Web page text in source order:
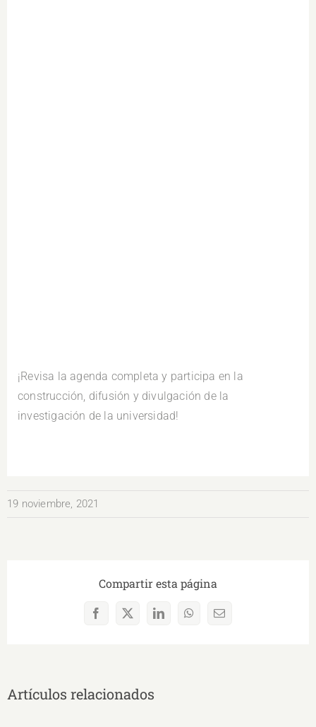
¡Revisa la agenda completa y participa en la
construcción, difusión y divulgación de la
investigación de la universidad!
19 noviembre, 2021
Compartir esta página
Facebook
X LinkedInWhatsAppCorreo
Artículos relacionados